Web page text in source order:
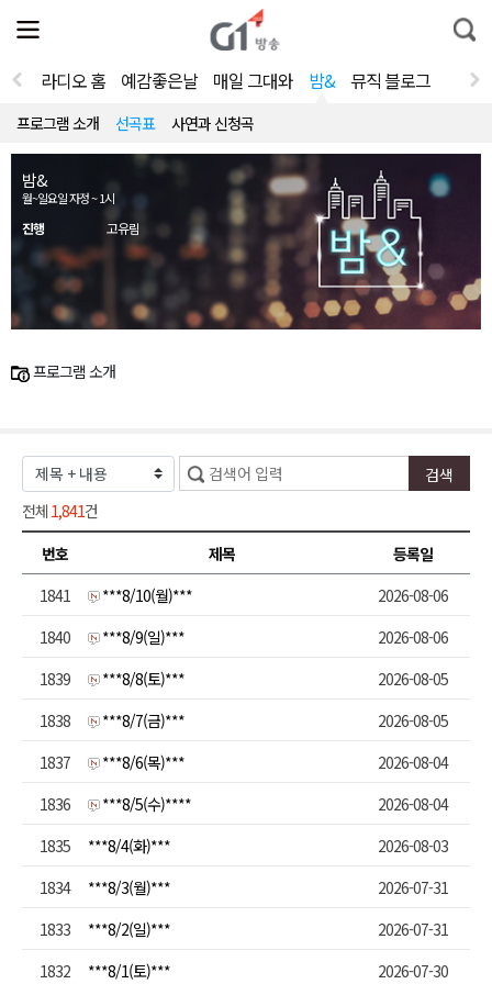
전
체
뉴
열
통
합
라디오 홈 예감좋은날 매일 그대와 밤& 뮤직 블로그
프로그램 소개 선곡표 사연과 신청곡
밤&
월~일요일 자정 ~ 1시
진행 고유림
프로그램 소개
전체 1,841건
번호
제목
등록일
1841
***8/10(월)***
2026-08-06
1840
***8/9(일)***
2026-08-06
1839
***8/8(토)***
2026-08-05
1838
***8/7(금)***
2026-08-05
1837
***8/6(목)***
2026-08-04
1836
***8/5(수)****
2026-08-04
1835
***8/4(화)***
2026-08-03
1834
***8/3(월)***
2026-07-31
1833
***8/2(일)***
2026-07-31
1832
***8/1(토)*** 2026-07-30